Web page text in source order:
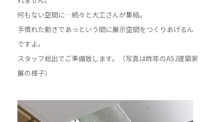
何もない空間に…続々と大工さんが集結。
手慣れた動きであっという間に展示空間をつくりあげるん
ですよ。
スタッフ総出でご準備致します。（写真は昨年のASJ建築家
展の様子）